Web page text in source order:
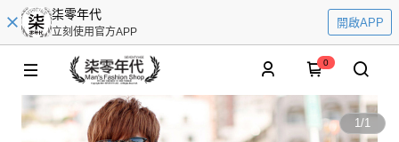
柒零年代
立刻使用官方APP
開啟APP
0
1/1